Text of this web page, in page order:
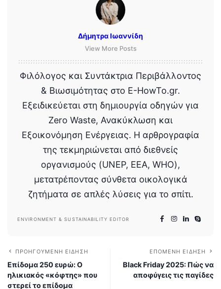
Δήμητρα Ιωαννίδη
View More Posts
Φιλόλογος και Συντάκτρια Περιβάλλοντος
& Βιωσιμότητας στο E-HowTo.gr.
Εξειδικεύεται στη δημιουργία οδηγών για
Zero Waste, Ανακύκλωση και
Εξοικονόμηση Ενέργειας. Η αρθρογραφία
της τεκμηριώνεται από διεθνείς
οργανισμούς (UNEP, EEA, WHO),
μετατρέποντας σύνθετα οικολογικά
ζητήματα σε απλές λύσεις για το σπίτι.
ENVIRONMENT & SUSTAINABILITY EDITOR
ΠΡΟΗΓΟΎΜΕΝΗ ΕΊΔΗΣΗ
Επίδομα 250 ευρώ: Ο
ηλικιακός «κόφτης» που
στερεί το επίδομα
ΕΠΌΜΕΝΗ ΕΊΔΗΣΗ
Black Friday 2025: Πώς να
αποφύγεις τις παγίδες